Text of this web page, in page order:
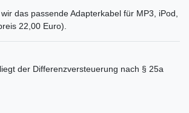
das passende Adapterkabel für MP3, iPod,
22,00 Euro).
der Differenzversteuerung nach § 25a